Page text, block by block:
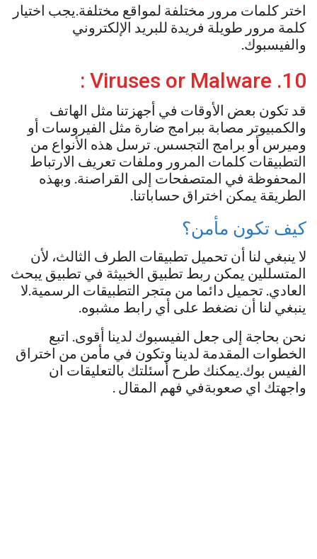
اختر كلمات مرور مختلفة لمواقع مختلفة.يجب اختيار
كلمة مرور طويلة فريدة للبريد الإلكتروني
والفيسبوك.
10. Viruses or Malware :
قد تكون بعض الأوقات في أجهزتنا مثل الهاتف
والكمبيوتر مصابة ببرامج ضارة مثل الفيروسات أو
وميرس أو برامج التجسس. ترسل هذه الأنواع من
التطبيقات كلمات المرور وملفات تعريف الارتباط
المحفوظة في المتصفحات إلى القراصنة. وبهذه
الطريقة يمكن اختراق حساباتنا.
كيف تكون مأمن؟
لا ينبغي لنا أن تحميل تطبيقات الطرف الثالث، لأن
المتسللين يمكن ربط تطبيق الخبيثة في تطبيق يبحث
العادي. تحميل دائما من متجر التطبيقات الرسمية.لا
ينبغي لنا أن نضغط على أي رابط مشبوه.
نحن بحاجة إلى جعل الفيسبوك لدينا أقوى. اتبع
الخطوات المقدمة لدينا وتكون في مأمن من اختراق
الفيس بوك.يمكنك طرح أسئلتك بالتعليقات ان
واجهتك اي صعوبةفي فهم المقال .